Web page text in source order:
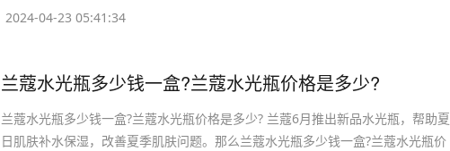
2024-04-23 05:41:34
​兰蔻水光瓶多少钱一盒?兰蔻水光瓶价格是多少?
兰蔻水光瓶多少钱一盒?兰蔻水光瓶价格是多少? 兰蔻6月推出新品水光瓶，帮助夏
日肌肤补水保湿，改善夏季肌肤问题。那么兰蔻水光瓶多少钱一盒?兰蔻水光瓶价